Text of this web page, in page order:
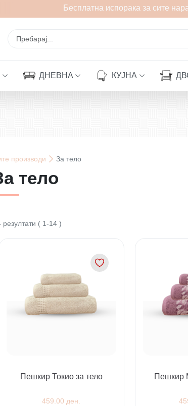
Бесплатна испорака за сите
ДНЕВНА КУЈНА
производи За тело
тело
резултати ( 1-14 )
Пешкир Токио за тело
459.00 ден.
Пешкир